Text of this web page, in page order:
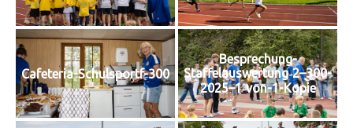
Cafe­te­ria-Schul­sportf-300
Besprechung-
Staffelauswertung‑2–300-
2025–1‑von-1-Kopie